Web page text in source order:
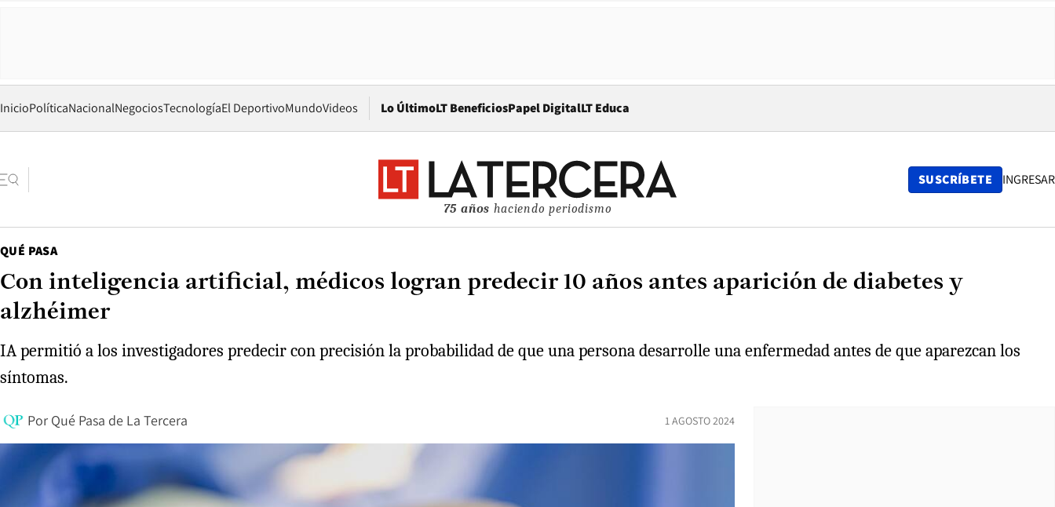
InicioPolíticaNacionalNegociosTecnologíaEl DeportivoMundoVideos Lo ÚltimoLT BeneficiosPapel DigitalOpens in new window
LT Educa
75 años haciendo periodismo
SUSCRÍBETE INGRESAR
QUÉ PASA
Con inteligencia artificial, médicos logran predecir 10 años antes aparición de diabetes y
alzhéimer
IA permitió a los investigadores predecir con precisión la probabilidad de que una persona desarrolle una enfermedad antes de que aparezcan los
síntomas.
Por Qué Pasa de La Tercera 1 AGOSTO 2024